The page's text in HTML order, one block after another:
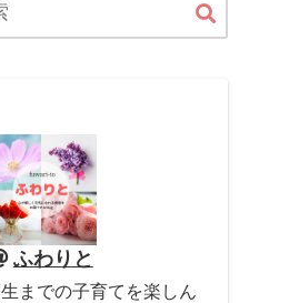
ふわりと
までの子育てを楽しん